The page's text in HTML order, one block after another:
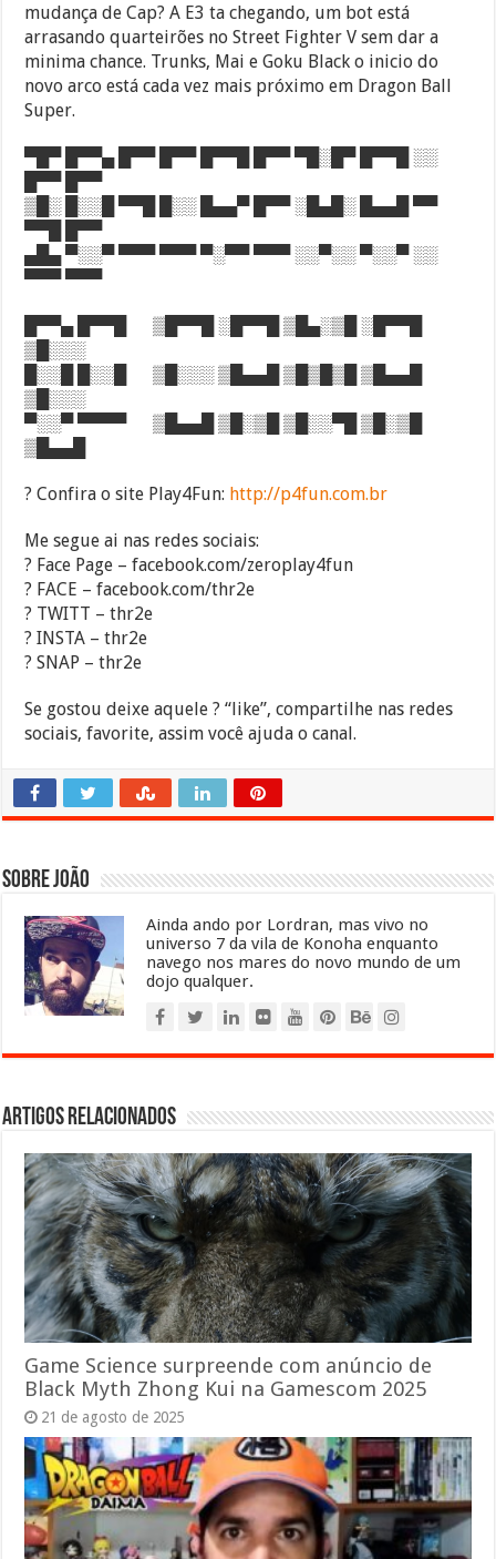
mudança de Cap? A E3 ta chegando, um bot está
arrasando quarteirões no Street Fighter V sem dar a
minima chance. Trunks, Mai e Goku Black o inicio do
novo arco está cada vez mais próximo em Dragon Ball
Super.
▀█▀ █▀▀▄ █▀▀ █▀▀ █▀▀█ █▀▀ ▀█░█▀ █▀▀█ ░░
█▀▀ █▀▀
▒█░ █░░█ ▀▀█ █░░ █▄▄▀ █▀▀ ░█▄█░ █▄▄█ ▀▀
▀▀█ █▀▀
▄█▄ ▀░░▀ ▀▀▀ ▀▀▀ ▀░▀▀ ▀▀▀ ░░▀░░ ▀░░▀ ░░
▀▀▀ ▀▀▀
█▀▀▄ █▀▀█ ▒█▀▀█ ░█▀▀█ ▒█▄░▒█ ░█▀▀█
▒█░░░
█░░█ █░░█ ▒█░░░ ▒█▄▄█ ▒█▒█▒█ ▒█▄▄█
▒█░░░
▀░░▀ ▀▀▀▀ ▒█▄▄█ ▒█░▒█ ▒█░░▀█ ▒█░▒█
▒█▄▄█
? Confira o site Play4Fun: http://p4fun.com.br
Me segue ai nas redes sociais:
? Face Page – facebook.com/zeroplay4fun
? FACE – facebook.com/thr2e
? TWITT – thr2e
? INSTA – thr2e
? SNAP – thr2e
Se gostou deixe aquele ? “like”, compartilhe nas redes
sociais, favorite, assim você ajuda o canal.
Sobre João
Ainda ando por Lordran, mas vivo no
universo 7 da vila de Konoha enquanto
navego nos mares do novo mundo de um
dojo qualquer.
Artigos relacionados
Game Science surpreende com anúncio de
Black Myth Zhong Kui na Gamescom 2025
21 de agosto de 2025